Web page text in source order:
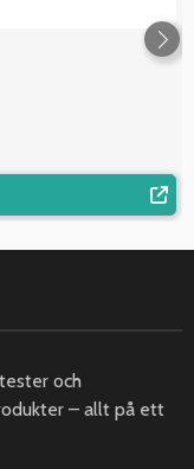
och
– allt på ett